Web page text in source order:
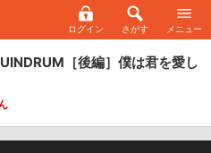
ログイン さがす メニュー
［後編］僕は君を愛し